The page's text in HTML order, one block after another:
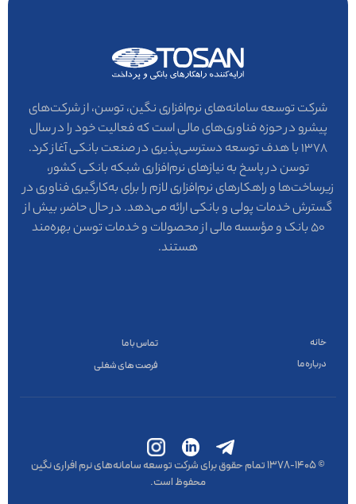
شرکت توسعه سامانه‌های نرم‌افزاری نگین، توسن، از شرکت‌های
پیشرو در حوزه فناوری‌های مالی است که فعالیت خود را در سال
۱۳۷۸ با هدف توسعه دسترسی‌پذیری در صنعت بانکی آغاز کرد.
توسن در پاسخ به نیازهای نرم‌افزاری شبکه بانکی کشور،
زیرساخت‌ها و راهکارهای نرم‌افزاری لازم را برای به‌کارگیری فناوری در
گسترش خدمات پولی و بانکی ارائه می‌دهد. در حال حاضر، بیش از
۵۰ بانک و مؤسسه مالی از محصولات و خدمات توسن بهره‌مند
هستند.
خانه
درباره ما
تماس با ما
فرصت های شغلی
© ۱۳۷۸-1405 تمام حقوق برای شرکت توسعه سامانه‌های نرم افراری نگین
محفوظ است.